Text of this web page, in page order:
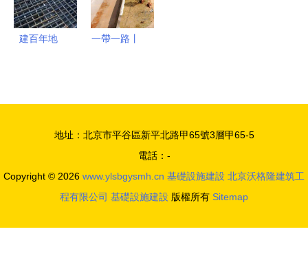
建百年地
一帶一路丨
地址：北京市平谷區新平北路甲65號3層甲65-5
電話：-
Copyright © 2026 www.ylsbgysmh.cn 基礎設施建設 北京沃格隆建筑工
程有限公司 基礎設施建設 版權所有 Sitemap